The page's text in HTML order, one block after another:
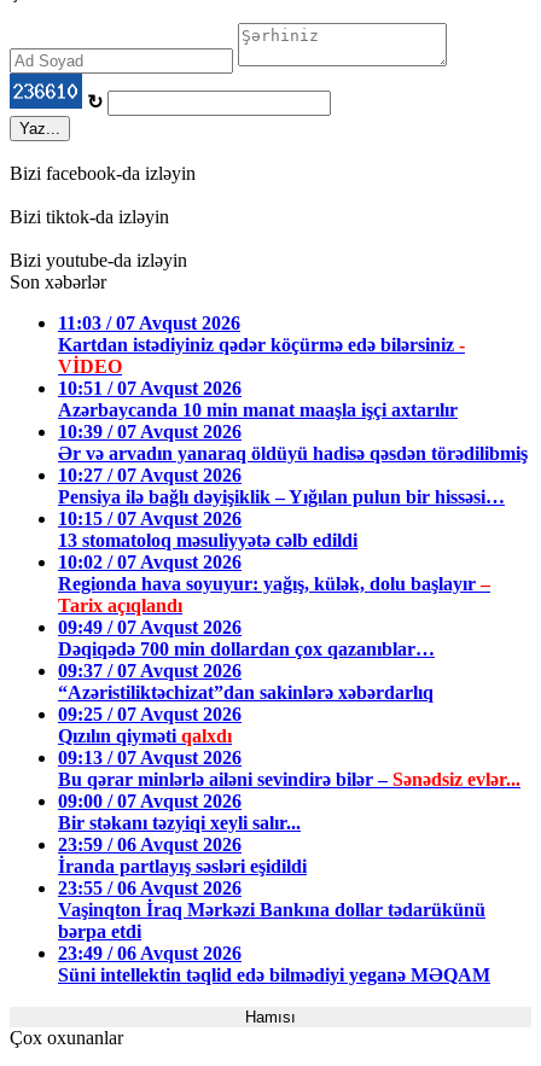
↻
Yaz...
Bizi facebook-da izləyin
Bizi tiktok-da izləyin
Bizi youtube-da izləyin
Son xəbərlər
11:03 / 07 Avqust 2026
Kartdan istədiyiniz qədər köçürmə edə bilərsiniz -
VİDEO
10:51 / 07 Avqust 2026
Azərbaycanda 10 min manat maaşla işçi axtarılır
10:39 / 07 Avqust 2026
Ər və arvadın yanaraq öldüyü hadisə qəsdən törədilibmiş
10:27 / 07 Avqust 2026
Pensiya ilə bağlı dəyişiklik – Yığılan pulun bir hissəsi…
10:15 / 07 Avqust 2026
13 stomatoloq məsuliyyətə cəlb edildi
10:02 / 07 Avqust 2026
Regionda hava soyuyur: yağış, külək, dolu başlayır–
Tarix açıqlandı
09:49 / 07 Avqust 2026
Dəqiqədə 700 min dollardan çox qazanıblar…
09:37 / 07 Avqust 2026
“Azəristiliktəchizat”dan sakinlərə xəbərdarlıq
09:25 / 07 Avqust 2026
Qızılın qiyməti qalxdı
09:13 / 07 Avqust 2026
Bu qərar minlərlə ailəni sevindirə bilər –Sənədsiz evlər...
09:00 / 07 Avqust 2026
Bir stəkanı təzyiqi xeyli salır...
23:59 / 06 Avqust 2026
İranda partlayış səsləri eşidildi
23:55 / 06 Avqust 2026
Vaşinqton İraq Mərkəzi Bankına dollar tədarükünü
bərpa etdi
23:49 / 06 Avqust 2026
Süni intellektin təqlid edə bilmədiyi yeganə MƏQAM
Hamısı
Çox oxunanlar